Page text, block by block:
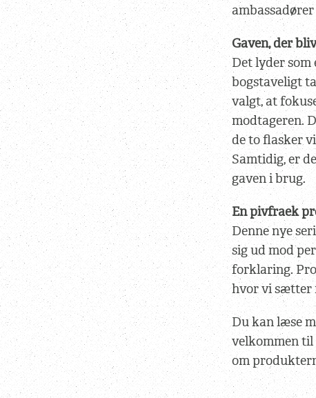
Gaven, der
Det lyder som
bogstaveligt
valgt, at
modtageren.
de to flasker
Samtidig, er
gaven i brug.
En pivfraek
Denne nye
sig ud mod
forklaring.
hvor vi sætter
Du kan læse
velkommen
om